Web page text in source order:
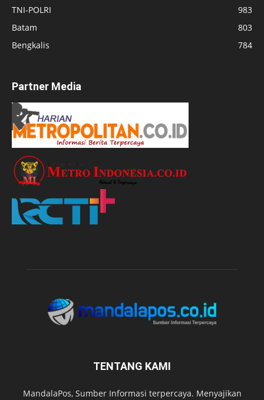
TNI-POLRI
983
Batam
803
Bengkalis
784
Partner Media
TENTANG KAMI
MandalaPos, Sumber Informasi terpercaya. Menyajikan